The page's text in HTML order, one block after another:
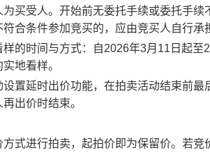
为买受人。开始前无委托手续或委托手
符合条件参加竞买的，应由竞买人自行承
的时间与方式：
自2026年3月 11 日起至
实地看样。
设置延时出价功能，在拍卖活动结束前最
出价时结束。
式进行拍卖，起拍价即为保留价。若